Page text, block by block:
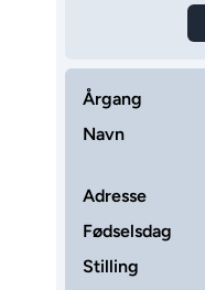
Årgang
Navn
Adresse
Fødselsdag
Stilling